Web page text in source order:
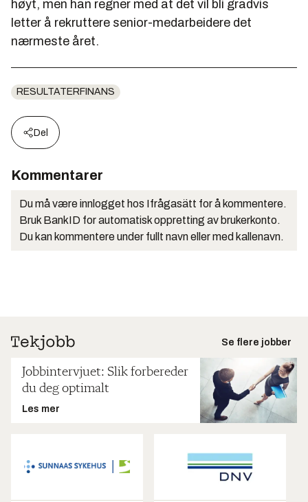
høyt, men han regner med at det vil bli gradvis
letter å rekruttere senior-medarbeidere det
nærmeste året.
RESULTATERFINANS
Del
Kommentarer
Du må være innlogget hos Ifrågasätt for å kommentere.
Bruk BankID for automatisk oppretting av brukerkonto.
Du kan kommentere under fullt navn eller med kallenavn.
Se flere jobber
Jobbintervjuet: Slik forbereder
du deg optimalt
Les mer